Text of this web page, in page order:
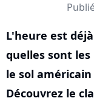
L'heure est
quelles sont
le sol
Découvrez le